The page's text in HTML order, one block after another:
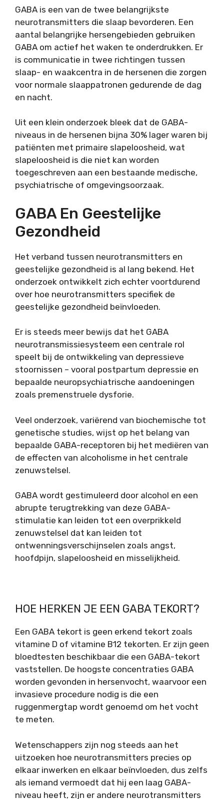
GABA is een van de twee belangrijkste
neurotransmitters die slaap bevorderen. Een
aantal belangrijke hersengebieden gebruiken
GABA om actief het waken te onderdrukken. Er
is communicatie in twee richtingen tussen
slaap- en waakcentra in de hersenen die zorgen
voor normale slaappatronen gedurende de dag
en nacht.
Uit een klein onderzoek bleek dat de GABA-
niveaus in de hersenen bijna 30% lager waren bij
patiënten met primaire slapeloosheid, wat
slapeloosheid is die niet kan worden
toegeschreven aan een bestaande medische,
psychiatrische of omgevingsoorzaak.
GABA En Geestelijke
Gezondheid
Het verband tussen neurotransmitters en
geestelijke gezondheid is al lang bekend. Het
onderzoek ontwikkelt zich echter voortdurend
over hoe neurotransmitters specifiek de
geestelijke gezondheid beïnvloeden.
Er is steeds meer bewijs dat het GABA
neurotransmissiesysteem een centrale rol
speelt bij de ontwikkeling van depressieve
stoornissen – vooral postpartum depressie en
bepaalde neuropsychiatrische aandoeningen
zoals premenstruele dysforie.
Veel onderzoek, variërend van biochemische tot
genetische studies, wijst op het belang van
bepaalde GABA-receptoren bij het mediëren van
de effecten van alcoholisme in het centrale
zenuwstelsel.
GABA wordt gestimuleerd door alcohol en een
abrupte terugtrekking van deze GABA-
stimulatie kan leiden tot een overprikkeld
zenuwstelsel dat kan leiden tot
ontwenningsverschijnselen zoals angst,
hoofdpijn, slapeloosheid en misselijkheid.
HOE HERKEN JE EEN GABA TEKORT?
Een GABA tekort is geen erkend tekort zoals
vitamine D of vitamine B12 tekorten. Er zijn geen
bloedtesten beschikbaar die een GABA-tekort
vaststellen. De hoogste concentraties GABA
worden gevonden in hersenvocht, waarvoor een
invasieve procedure nodig is die een
ruggenmergtap wordt genoemd om het vocht
te meten.
Wetenschappers zijn nog steeds aan het
uitzoeken hoe neurotransmitters precies op
elkaar inwerken en elkaar beïnvloeden, dus zelfs
als iemand vermoedt dat hij een laag GABA-
niveau heeft, zijn er andere neurotransmitters